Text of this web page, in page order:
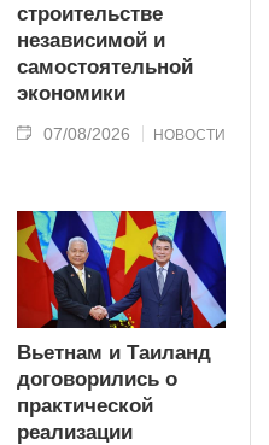
строительстве
независимой и
самостоятельной
экономики
07/08/2026 НОВОСТИ
Вьетнам и Таиланд
договорились о
практической
реализации